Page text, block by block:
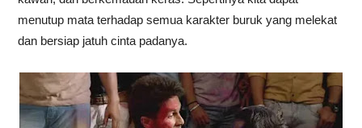
menutup mata terhadap semua karakter buruk yang melekat
dan bersiap jatuh cinta padanya.